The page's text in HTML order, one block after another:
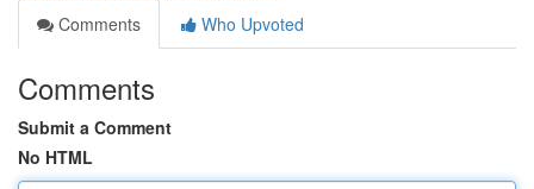
Comments
Who Upvoted
Comments
Submit a Comment
No HTML